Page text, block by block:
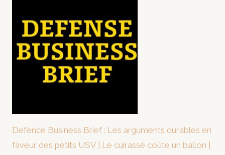
Defence Business Brief : Les arguments durables en
faveur des petits USV | Le cuirassé coûte un ballon |